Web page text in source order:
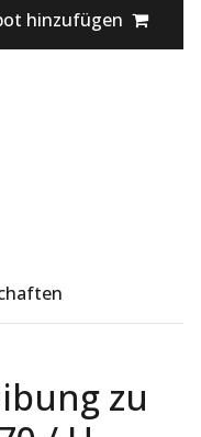
hinzufügen
zu